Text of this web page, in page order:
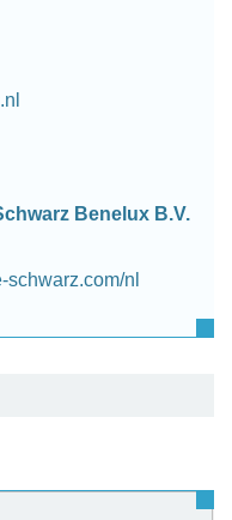
Benelux B.V.
schwarz.com/nl